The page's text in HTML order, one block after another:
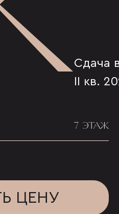
Сдача
II кв.
7 ЭТАЖ
ЦЕНУ